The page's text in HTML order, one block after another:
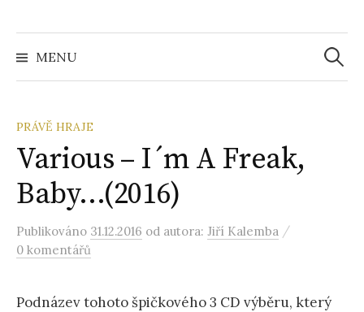
MENU
PRÁVĚ HRAJE
Various – I´m A Freak,
Baby…(2016)
Publikováno 31.12.2016 od autora: Jiří Kalemba /
0 komentářů
Podnázev tohoto špičkového 3 CD výběru, který